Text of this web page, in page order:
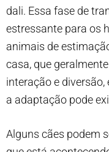
dali. Essa fase de
estressante para os
animais de
casa, que
interação e
a adaptação pode
Alguns cães podem